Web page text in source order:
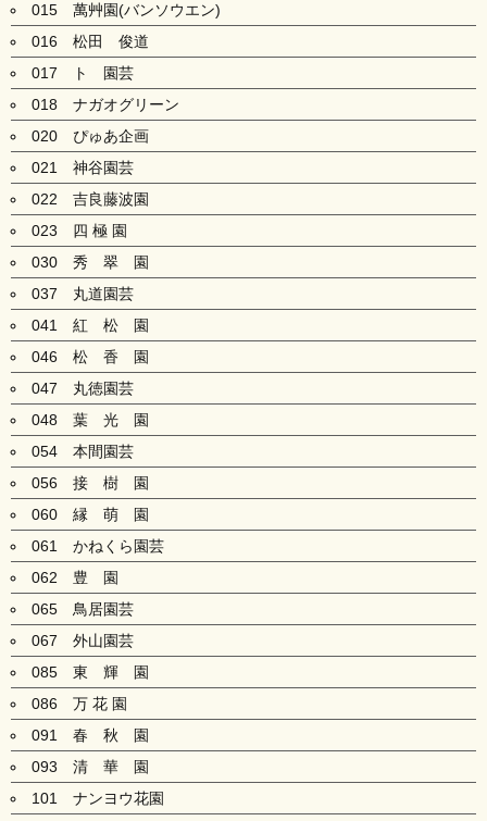
015 萬艸園(バンソウエン)
016 松田 俊道
017 ト 園芸
018 ナガオグリーン
020 ぴゅあ企画
021 神谷園芸
022 吉良藤波園
023 四 極 園
030 秀 翠 園
037 丸道園芸
041 紅 松 園
046 松 香 園
047 丸徳園芸
048 葉 光 園
054 本間園芸
056 接 樹 園
060 縁 萌 園
061 かねくら園芸
062 豊 園
065 鳥居園芸
067 外山園芸
085 東 輝 園
086 万 花 園
091 春 秋 園
093 清 華 園
101 ナンヨウ花園